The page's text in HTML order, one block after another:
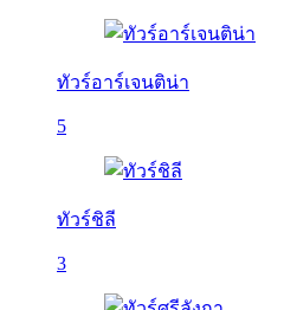
ทัวร์อาร์เจนติน่า
5
ทัวร์ชิลี
3